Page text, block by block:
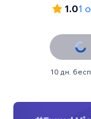
1.01
10 дн.